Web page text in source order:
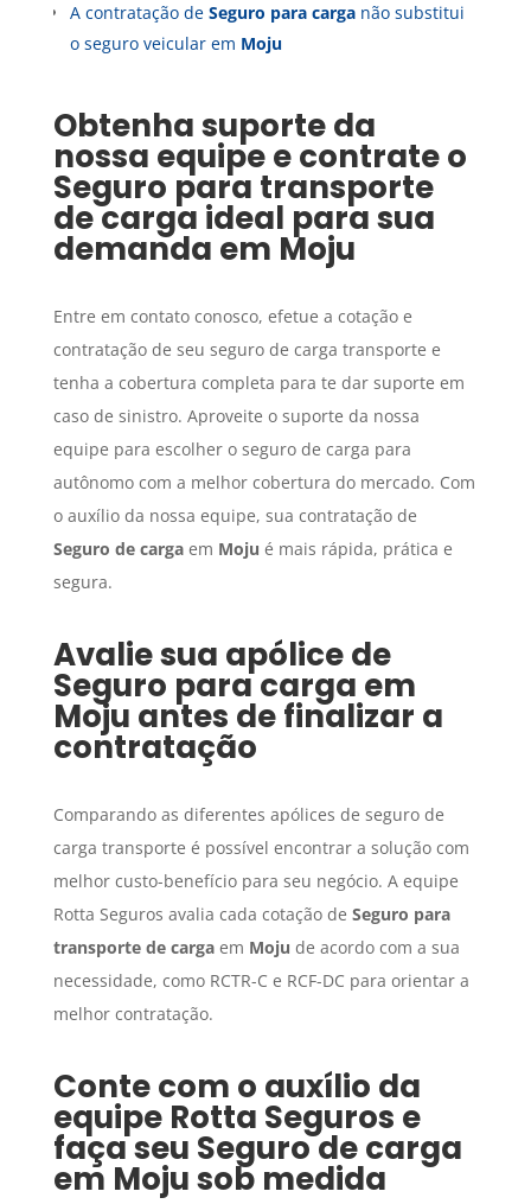
A contratação de Seguro para carganão substitui
o seguro veicular em Moju
Obtenha suporte da
nossa equipe e contrate o
Seguro para transporte
de carga ideal para sua
demanda em Moju
Entre em contato conosco, efetue a cotação e
contratação de seu seguro de carga transporte e
tenha a cobertura completa para te dar suporte em
caso de sinistro. Aproveite o suporte da nossa
equipe para escolher o seguro de carga para
autônomo com a melhor cobertura do mercado. Com
o auxílio da nossa equipe, sua contratação de
Seguro de cargaem Moju é mais rápida, prática e
segura.
Avalie sua apólice de
Seguro para carga em
Moju antes de finalizar a
contratação
Comparando as diferentes apólices de seguro de
carga transporte é possível encontrar a solução com
melhor custo-benefício para seu negócio. A equipe
Rotta Seguros avalia cada cotação de Seguro para
transporte de cargaem Moju de acordo com a sua
necessidade, como RCTR-C e RCF-DC para orientar a
melhor contratação.
Conte com o auxílio da
equipe Rotta Seguros e
faça seu Seguro de carga
em Mojusob medida